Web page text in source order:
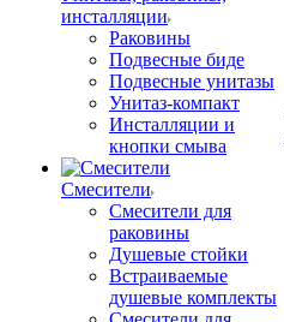
инсталляции
Раковины
Подвесные биде
Подвесные унитазы
Унитаз-компакт
Инсталляции и
кнопки смыва
Смесители
Смесители для
раковины
Душевые стойки
Встраиваемые
душевые комплекты